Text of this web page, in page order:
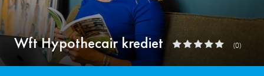
Wft Hypothecair krediet (0)